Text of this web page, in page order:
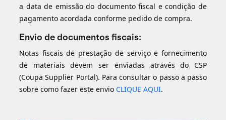
a data de emissão do documento fiscal e condição de
pagamento acordada conforme pedido de compra.
Envio de documentos fiscais:
Notas fiscais de prestação de serviço e fornecimento
de materiais devem ser enviadas através do CSP
(Coupa Supplier Portal). Para consultar o passo a passo
sobre como fazer este envio CLIQUE AQUI.